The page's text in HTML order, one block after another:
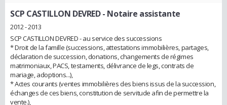
SCP CASTILLON DEVRED- Notaire assistante
2012 - 2013
SCP CASTILLON DEVRED - au service des successions
* Droit de la famille (successions, attestations immobilières, partages,
déclaration de succession, donations, changements de régimes
matrimoniaux, PACS, testaments, délivrance de legs, contrats de
mariage, adoptions...),
* Actes courants (ventes immobilières des biens issus de la succession,
échanges de ces biens, constitution de servitude afin de permettre la
vente.),